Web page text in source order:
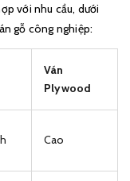
với nhu cầu, dưới
gỗ công nghiệp:
Ván
Plywood
Cao